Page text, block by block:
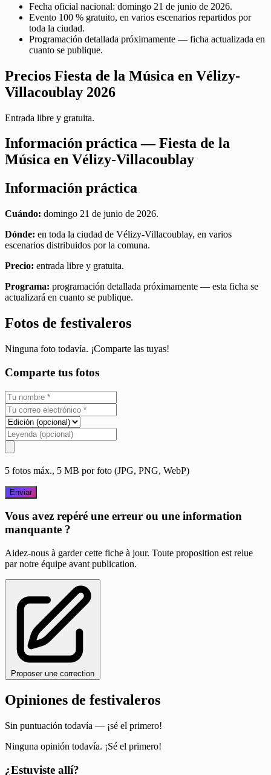
Fecha oficial nacional: domingo 21 de junio de 2026.
Evento 100 % gratuito, en varios escenarios repartidos por
toda la ciudad.
Programación detallada próximamente — ficha actualizada en
cuanto se publique.
Precios Fiesta de la Música en Vélizy-
Villacoublay 2026
Entrada libre y gratuita.
Información práctica — Fiesta de la
Música en Vélizy-Villacoublay
Información práctica
Cuándo: domingo 21 de junio de 2026.
Dónde: en toda la ciudad de Vélizy-Villacoublay, en varios
escenarios distribuidos por la comuna.
Precio: entrada libre y gratuita.
Programa: programación detallada próximamente — esta ficha se
actualizará en cuanto se publique.
Fotos de festivaleros
Ninguna foto todavía. ¡Comparte las tuyas!
Comparte tus fotos
5 fotos máx., 5 MB por foto (JPG, PNG, WebP)
Enviar
Vous avez repéré une erreur ou une information
manquante ?
Aidez-nous à garder cette fiche à jour. Toute proposition est relue
par notre équipe avant publication.
Proposer une correction
Opiniones de festivaleros
Sin puntuación todavía — ¡sé el primero!
Ninguna opinión todavía. ¡Sé el primero!
¿Estuviste allí?